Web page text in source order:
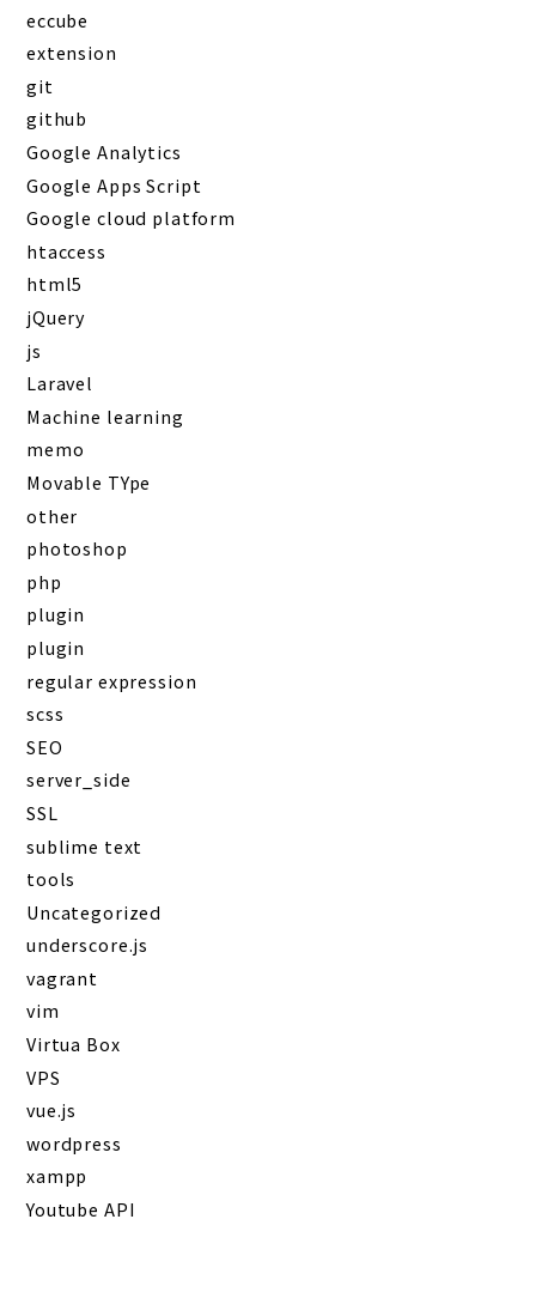
eccube
extension
git
github
Google Analytics
Google Apps Script
Google cloud platform
htaccess
html5
jQuery
js
Laravel
Machine learning
memo
Movable TYpe
other
photoshop
php
plugin
plugin
regular expression
scss
SEO
server_side
SSL
sublime text
tools
Uncategorized
underscore.js
vagrant
vim
Virtua Box
VPS
vue.js
wordpress
xampp
Youtube API